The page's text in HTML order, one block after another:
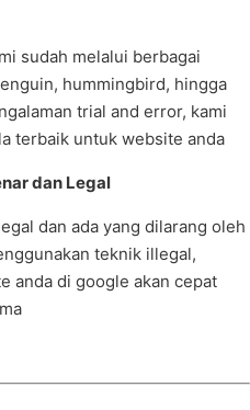
sudah melalui berbagai
hummingbird, hingga
trial and error, kami
terbaik untuk website anda
dan Legal
dan ada yang dilarang oleh
teknik illegal,
anda di google akan cepat